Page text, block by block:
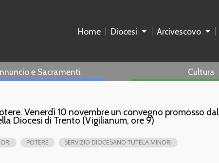
Home Diocesi Arcivescovo
e Sacramenti Cultura
Venerdì 10 novembre un convegno promosso dal
Diocesi di Trento (Vigilianum, ore 9)
POTERE SERVIZIO DIOCESANO TUTELA MINORI